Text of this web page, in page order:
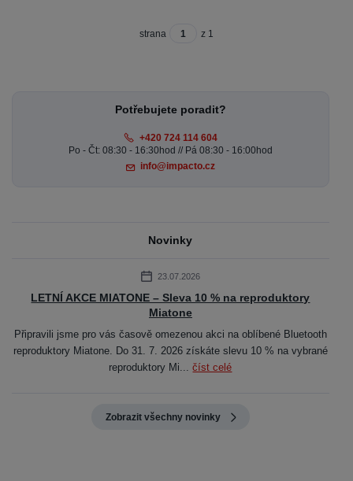
strana z 1
Potřebujete poradit?
+420 724 114 604
Po - Čt: 08:30 - 16:30hod // Pá 08:30 - 16:00hod
info@impacto.cz
Novinky
23.07.2026
LETNÍ AKCE MIATONE – Sleva 10 % na reproduktory
Miatone
Připravili jsme pro vás časově omezenou akci na oblíbené Bluetooth
reproduktory Miatone. Do 31. 7. 2026 získáte slevu 10 % na vybrané
reproduktory Mi...číst celé
Zobrazit všechny novinky